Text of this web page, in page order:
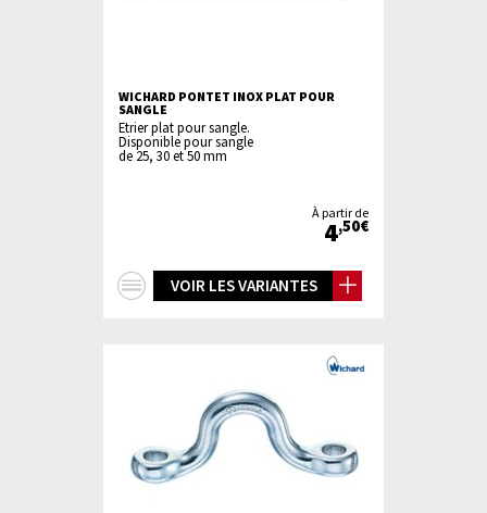
WICHARD PONTET INOX PLAT POUR
SANGLE
Etrier plat pour sangle.
Disponible pour sangle
de 25, 30 et 50 mm
À partir de
4,50€
VOIR LES VARIANTES